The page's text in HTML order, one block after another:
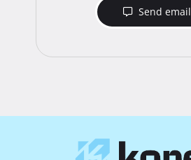
Send email